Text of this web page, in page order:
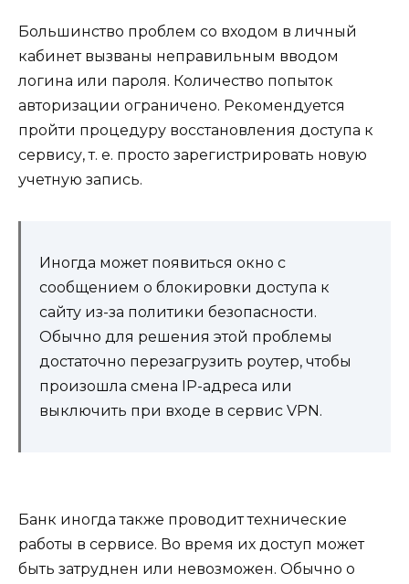
Большинство проблем со входом в личный
кабинет вызваны неправильным вводом
логина или пароля. Количество попыток
авторизации ограничено. Рекомендуется
пройти процедуру восстановления доступа к
сервису, т. е. просто зарегистрировать новую
учетную запись.
Иногда может появиться окно с
сообщением о блокировки доступа к
сайту из-за политики безопасности.
Обычно для решения этой проблемы
достаточно перезагрузить роутер, чтобы
произошла смена IP-адреса или
выключить при входе в сервис VPN.
Банк иногда также проводит технические
работы в сервисе. Во время их доступ может
быть затруднен или невозможен. Обычно о